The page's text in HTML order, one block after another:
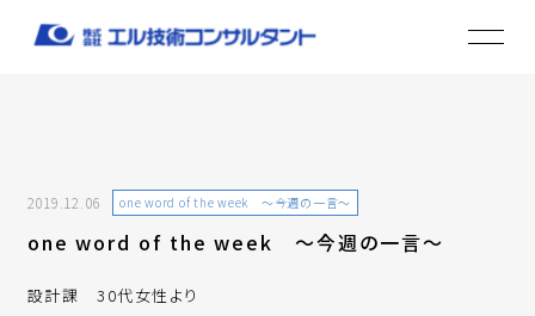
2019.12.06 one word of the week ～今週の一言～
one word of the week ～今週の一言～
設計課 30代女性より